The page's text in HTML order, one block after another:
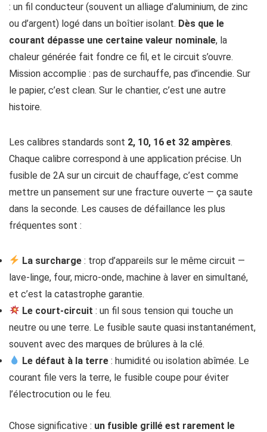
: un fil conducteur (souvent un alliage d’aluminium, de zinc
ou d’argent) logé dans un boîtier isolant. Dès que le
courant dépasse une certaine valeur nominale, la
chaleur générée fait fondre ce fil, et le circuit s’ouvre.
Mission accomplie : pas de surchauffe, pas d’incendie. Sur
le papier, c’est clean. Sur le chantier, c’est une autre
histoire.
Les calibres standards sont 2, 10, 16 et 32 ampères.
Chaque calibre correspond à une application précise. Un
fusible de 2A sur un circuit de chauffage, c’est comme
mettre un pansement sur une fracture ouverte — ça saute
dans la seconde. Les causes de défaillance les plus
fréquentes sont :
La surcharge : trop d’appareils sur le même circuit —
lave-linge, four, micro-onde, machine à laver en simultané,
et c’est la catastrophe garantie.
Le court-circuit : un fil sous tension qui touche un
neutre ou une terre. Le fusible saute quasi instantanément,
souvent avec des marques de brûlures à la clé.
Le défaut à la terre : humidité ou isolation abîmée. Le
courant file vers la terre, le fusible coupe pour éviter
l’électrocution ou le feu.
Chose significative : un fusible grillé est rarement le